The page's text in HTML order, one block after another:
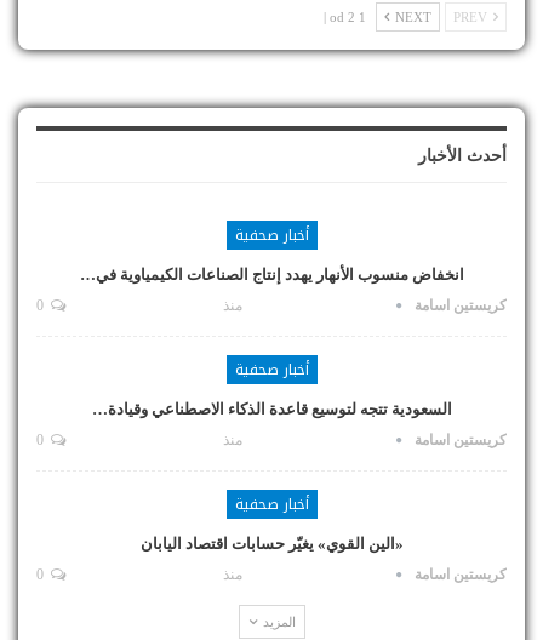
NEXT
1 od 2 |
أحدث الأخبار
أخبار صحفية
انخفاض منسوب الأنهار يهدد إنتاج الصناعات الكيمياوية في…
كريستين اسامة منذ
أخبار صحفية
السعودية تتجه لتوسيع قاعدة الذكاء الاصطناعي وقيادة…
كريستين اسامة منذ
أخبار صحفية
«الين القوي» يغيّر حسابات اقتصاد اليابان
كريستين اسامة منذ
المزيد